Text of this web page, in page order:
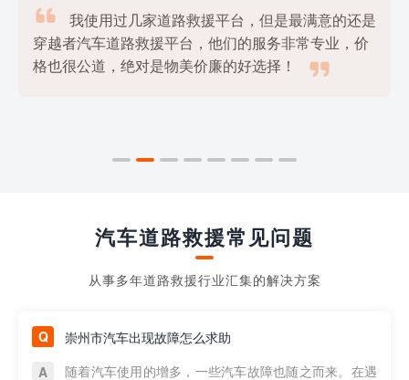

我使用过几家道路救援平台，但是最满意的还是
穿越者汽车道路救援平台，他们的服务非常专业，价
格也很公道，绝对是物美价廉的好选择！

汽车道路救援常见问题
从事多年道路救援行业汇集的解决方案
崇州市汽车出现故障怎么求助
随着汽车使用的增多，一些汽车故障也随之而来。在遇